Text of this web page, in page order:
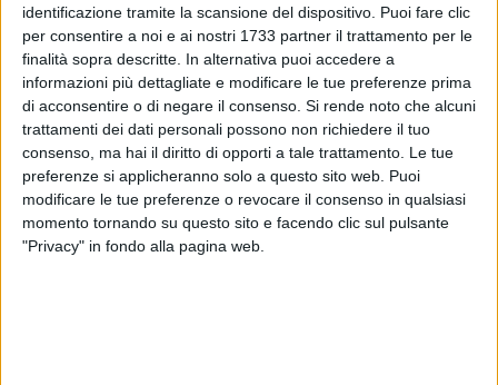
identificazione tramite la scansione del dispositivo. Puoi fare clic
per consentire a noi e ai nostri 1733 partner il trattamento per le
finalità sopra descritte. In alternativa puoi accedere a
informazioni più dettagliate e modificare le tue preferenze prima
di acconsentire o di negare il consenso. Si rende noto che alcuni
trattamenti dei dati personali possono non richiedere il tuo
consenso, ma hai il diritto di opporti a tale trattamento. Le tue
preferenze si applicheranno solo a questo sito web. Puoi
modificare le tue preferenze o revocare il consenso in qualsiasi
momento tornando su questo sito e facendo clic sul pulsante
"Privacy" in fondo alla pagina web.
Damiani ha inoltre posto l'accento sulla campagna
referendaria per il 'Si' alla riforma costituzionale sulla